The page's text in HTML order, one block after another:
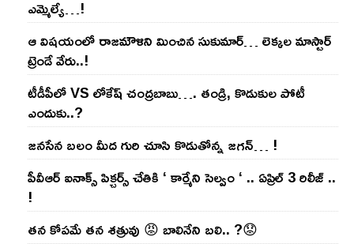
ఎమ్మెల్యే…!
ఆ విష‌యంలో రాజ‌మౌళిని మించిన సుకుమార్‌… లెక్క‌ల మాస్టార్
ట్రెండే వేరు..!
టీడీపీలో VS లోకేష్ చంద్ర‌బాబు…. తండ్రి, కొడుకుల పోటీ
ఎందుకు..?
జ‌న‌సేన బ‌లం మీద గురి చూసి కొడుతోన్న జ‌గ‌న్‌… !
పీవీఆర్ ఐనాక్స్ పిక్చర్స్ చేతికి ‘ కార్మేని సెల్వం ‘ .. ఏప్రిల్ 3 రిలీజ్ ..
!
తన కోపమే తన శత్రువు 😡 బాలినేని బలి.. ?😟